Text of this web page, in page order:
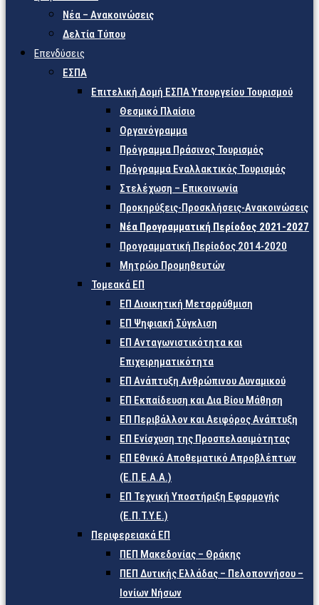
Νέα – Ανακοινώσεις
Δελτία Τύπου
Επενδύσεις
ΕΣΠΑ
Επιτελική Δομή ΕΣΠΑ Υπουργείου Τουρισμού
Θεσμικό Πλαίσιο
Οργανόγραμμα
Πρόγραμμα Πράσινος Τουρισμός
Πρόγραμμα Εναλλακτικός Τουρισμός
Στελέχωση – Επικοινωνία
Προκηρύξεις-Προσκλήσεις-Ανακοινώσεις
Νέα Προγραμματική Περίοδος 2021-2027
Προγραμματική Περίοδος 2014-2020
Μητρώο Προμηθευτών
Τομεακά ΕΠ
ΕΠ Διοικητική Μεταρρύθμιση
ΕΠ Ψηφιακή Σύγκλιση
ΕΠ Ανταγωνιστικότητα και
Επιχειρηματικότητα
ΕΠ Ανάπτυξη Ανθρώπινου Δυναμικού
ΕΠ Εκπαίδευση και Δια Βίου Μάθηση
ΕΠ Περιβάλλον και Αειφόρος Ανάπτυξη
ΕΠ Ενίσχυση της Προσπελασιμότητας
ΕΠ Εθνικό Αποθεματικό Απροβλέπτων
(Ε.Π.Ε.Α.Α.)
ΕΠ Τεχνική Υποστήριξη Εφαρμογής
(Ε.Π.Τ.Υ.Ε.)
Περιφερειακά ΕΠ
ΠΕΠ Μακεδονίας – Θράκης
ΠΕΠ Δυτικής Ελλάδας – Πελοποννήσου –
Ιονίων Νήσων